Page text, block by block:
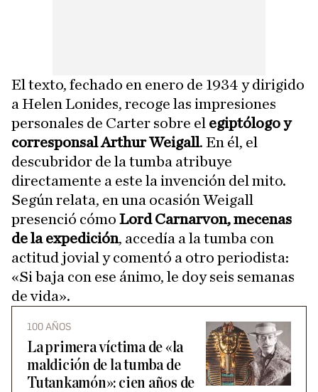
El texto, fechado en enero de 1934 y dirigido
a Helen Lonides, recoge las impresiones
personales de Carter sobre el egiptólogo y
corresponsal Arthur Weigall. En él, el
descubridor de la tumba atribuye
directamente a este la invención del mito.
Según relata, en una ocasión Weigall
presenció cómo Lord Carnarvon, mecenas
de la expedición, accedía a la tumba con
actitud jovial y comentó a otro periodista:
«Si baja con ese ánimo, le doy seis semanas
de vida».
100 AÑOS
La primera víctima de «la
maldición de la tumba de
Tutankamón»: cien años de